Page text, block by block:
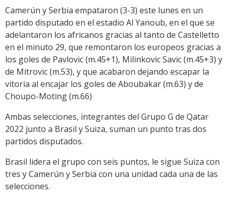
Camerún y Serbia empataron (3-3) este lunes en un
partido disputado en el estadio Al Yanoub, en el que se
adelantaron los africanos gracias al tanto de Castelletto
en el minuto 29, que remontaron los europeos gracias a
los goles de Pavlovic (m.45+1), Milinkovic Savic (m.45+3) y
de Mitrovic (m.53), y que acabaron dejando escapar la
vitoria al encajar los goles de Aboubakar (m.63) y de
Choupo-Moting (m.66)
Ambas selecciones, integrantes del Grupo G de Qatar
2022 junto a Brasil y Suiza, suman un punto tras dos
partidos disputados.
Brasil lidera el grupo con seis puntos, le sigue Suiza con
tres y Camerún y Serbia con una unidad cada una de las
selecciones.